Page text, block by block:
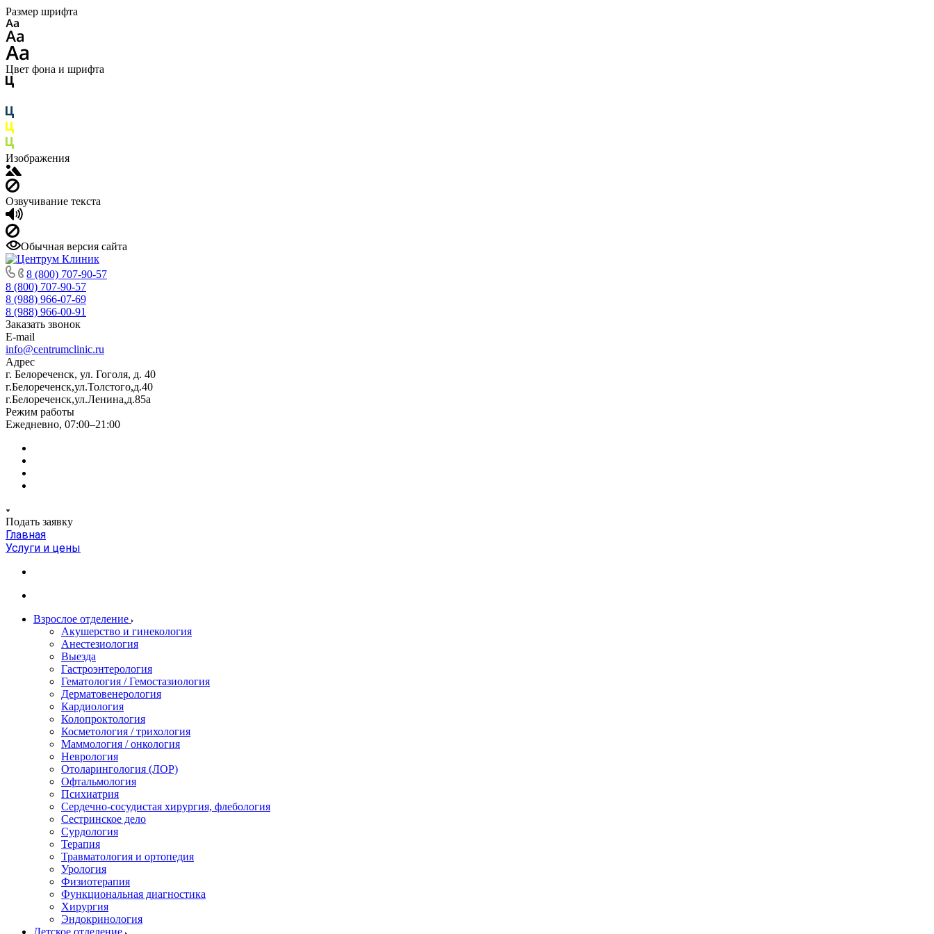
Размер шрифта
Цвет фона и шрифта
Изображения
Озвучивание текста
Обычная версия сайта
8 (800) 707-90-57
8 (800) 707-90-57
8 (988) 966-07-69
8 (988) 966-00-91
Заказать звонок
E-mail
info@centrumclinic.ru
Адрес
г. Белореченск, ул. Гоголя, д. 40
г.Белореченск,ул.Толстого,д.40
г.Белореченск,ул.Ленина,д.85а
Режим работы
Ежедневно, 07:00–21:00
Подать заявку
Главная
Услуги и цены
Взрослое отделение
Акушерство и гинекология
Анестезиология
Выезда
Гастроэнтерология
Гематология / Гемостазиология
Дерматовенерология
Кардиология
Колопроктология
Косметология / трихология
Маммология / онкология
Неврология
Отоларингология (ЛОР)
Офтальмология
Психиатрия
Сердечно-сосудистая хирургия, флебология
Сестринское дело
Сурдология
Терапия
Травматология и ортопедия
Урология
Физиотерапия
Функциональная диагностика
Хирургия
Эндокринология
Детское отделение